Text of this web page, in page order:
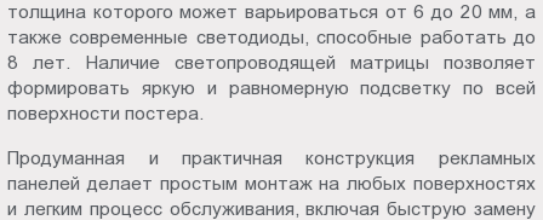
толщина которого может варьироваться от 6 до 20 мм, а
также современные светодиоды, способные работать до
8 лет. Наличие светопроводящей матрицы позволяет
формировать яркую и равномерную подсветку по всей
поверхности постера.
Продуманная и практичная конструкция рекламных
панелей делает простым монтаж на любых поверхностях
и легким процесс обслуживания, включая быструю замену